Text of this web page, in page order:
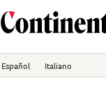
Español Italiano